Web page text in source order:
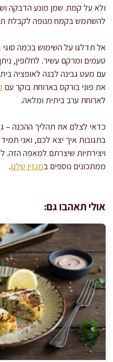
ולא על קמח. שמן מונע הדבקה
להשתמש בקמח מנופה לקבלת
אל תדלגו על השימוש בכמה סוגי
טעמים ומרקם עשיר. לחלופין,
עם מעט גבינה לבנה לאופציה
את פוני בורקס בארוחת בוקר עם
לארוחת ערב ביתית ומלאה.
כדאי לצלם את תהליך ההכנה –
בתגובות איך יצא לכם, ואני
ויצירתיות שיצרתם למאפה
ממתכונים נוספים במגזין שלנו.
אולי תאהבו גם: